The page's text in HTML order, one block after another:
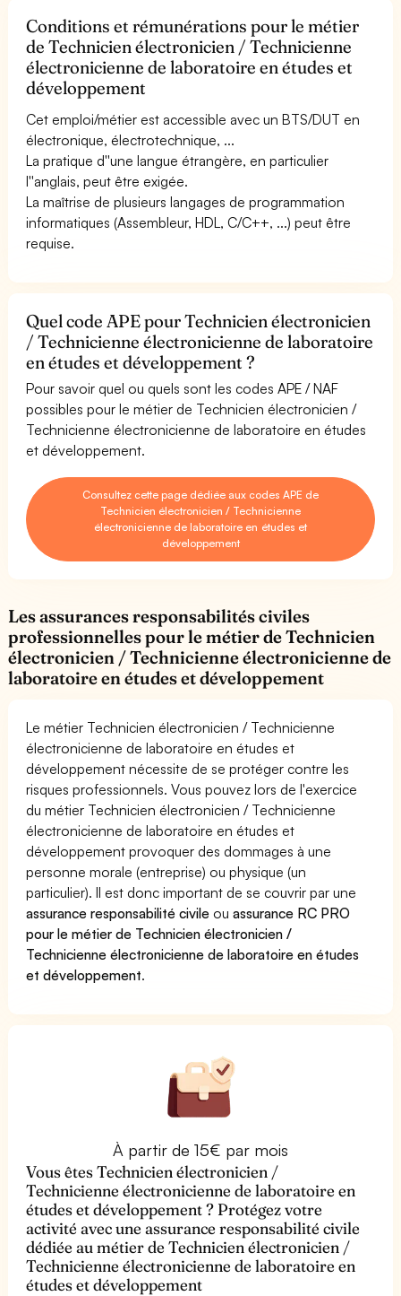
Conditions et rémunérations pour le métier
de Technicien électronicien / Technicienne
électronicienne de laboratoire en études et
développement
Cet emploi/métier est accessible avec un BTS/DUT en
électronique, électrotechnique, ...
La pratique d''une langue étrangère, en particulier
l''anglais, peut être exigée.
La maîtrise de plusieurs langages de programmation
informatiques (Assembleur, HDL, C/C++, ...) peut être
requise.
Quel code APE pour Technicien électronicien
/ Technicienne électronicienne de laboratoire
en études et développement ?
Pour savoir quel ou quels sont les codes APE / NAF
possibles pour le métier de Technicien électronicien /
Technicienne électronicienne de laboratoire en études
et développement.
Consultez cette page dédiée aux codes APE de
Technicien électronicien / Technicienne
électronicienne de laboratoire en études et
développement
Les assurances responsabilités civiles
professionnelles pour le métier de Technicien
électronicien / Technicienne électronicienne de
laboratoire en études et développement
Le métier Technicien électronicien / Technicienne
électronicienne de laboratoire en études et
développement nécessite de se protéger contre les
risques professionnels. Vous pouvez lors de l'exercice
du métier Technicien électronicien / Technicienne
électronicienne de laboratoire en études et
développement provoquer des dommages à une
personne morale (entreprise) ou physique (un
particulier). Il est donc important de se couvrir par une
assurance responsabilité civile ouassurance RC PRO
pour le métier de Technicien électronicien /
Technicienne électronicienne de laboratoire en études
et développement.
À partir de 15€ par mois
Vous êtes Technicien électronicien /
Technicienne électronicienne de laboratoire en
études et développement ? Protégez votre
activité avec une assurance responsabilité civile
dédiée au métier de Technicien électronicien /
Technicienne électronicienne de laboratoire en
études et développement